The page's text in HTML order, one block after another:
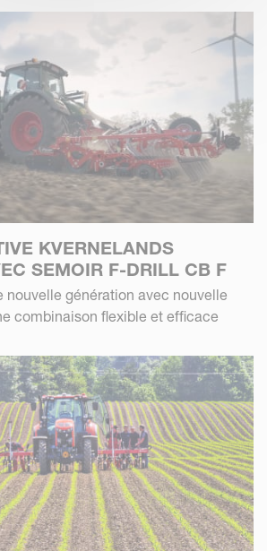
KVERNELANDS
SEMOIR F-DRILL CB F
nouvelle génération avec nouvelle
combinaison flexible et efficace